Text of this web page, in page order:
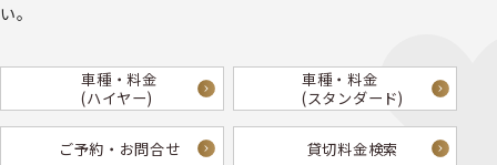
い。
車種・料金
(ハイヤー)
車種・料金
(スタンダード)
ご予約・お問合せ 貸切料金検索